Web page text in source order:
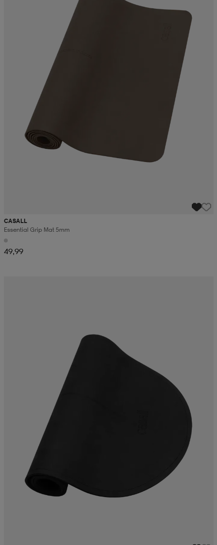
CASALL
Essential Grip Mat 5mm
49,99